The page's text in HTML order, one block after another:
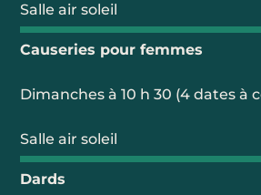
Salle air soleil
Causeries pour femmes
Dimanches à 10 h 30 (4 dates à
Salle air soleil
Dards